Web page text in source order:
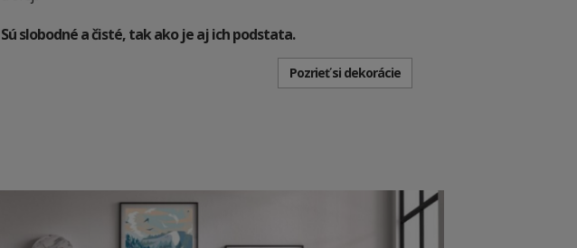
Sú slobodné a čisté, tak ako je aj ich podstata.
Pozrieť si dekorácie